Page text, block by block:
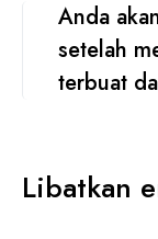
Anda
setelah
terbuat
Libatkan